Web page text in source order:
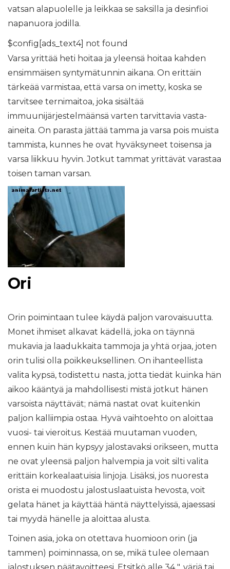
vatsan alapuolelle ja leikkaa se saksilla ja desinfioi
napanuora jodilla.
$config[ads_text4] not found
Varsa yrittää heti hoitaa ja yleensä hoitaa kahden
ensimmäisen syntymätunnin aikana. On erittäin
tärkeää varmistaa, että varsa on imetty, koska se
tarvitsee ternimaitoa, joka sisältää
immuunijärjestelmäänsä varten tarvittavia vasta-
aineita. On parasta jättää tamma ja varsa pois muista
tammista, kunnes he ovat hyväksyneet toisensa ja
varsa liikkuu hyvin. Jotkut tammat yrittävät varastaa
toisen taman varsan.
Ori
Orin poimintaan tulee käydä paljon varovaisuutta.
Monet ihmiset alkavat kädellä, joka on täynnä
mukavia ja laadukkaita tammoja ja yhtä orjaa, joten
orin tulisi olla poikkeuksellinen. On ihanteellista
valita kypsä, todistettu nasta, jotta tiedät kuinka hän
aikoo kääntyä ja mahdollisesti mistä jotkut hänen
varsoista näyttävät; nämä nastat ovat kuitenkin
paljon kalliimpia ostaa. Hyvä vaihtoehto on aloittaa
vuosi- tai vieroitus. Kestää muutaman vuoden,
ennen kuin hän kypsyy jalostavaksi orikseen, mutta
ne ovat yleensä paljon halvempia ja voit silti valita
erittäin korkealaatuisia linjoja. Lisäksi, jos nuoresta
orista ei muodostu jalostuslaatuista hevosta, voit
gelata hänet ja käyttää häntä näyttelyissä, ajaessasi
tai myydä hänelle ja aloittaa alusta.
Toinen asia, joka on otettava huomioon orin (ja
tammen) poiminnassa, on se, mikä tulee olemaan